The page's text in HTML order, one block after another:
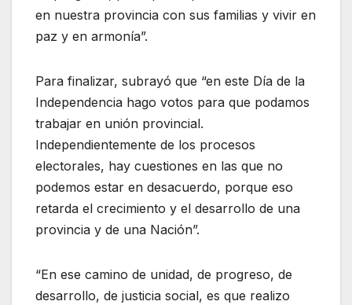
en nuestra provincia con sus familias y vivir en
paz y en armonía”.
Para finalizar, subrayó que “en este Día de la
Independencia hago votos para que podamos
trabajar en unión provincial.
Independientemente de los procesos
electorales, hay cuestiones en las que no
podemos estar en desacuerdo, porque eso
retarda el crecimiento y el desarrollo de una
provincia y de una Nación”.
“En ese camino de unidad, de progreso, de
desarrollo, de justicia social, es que realizo